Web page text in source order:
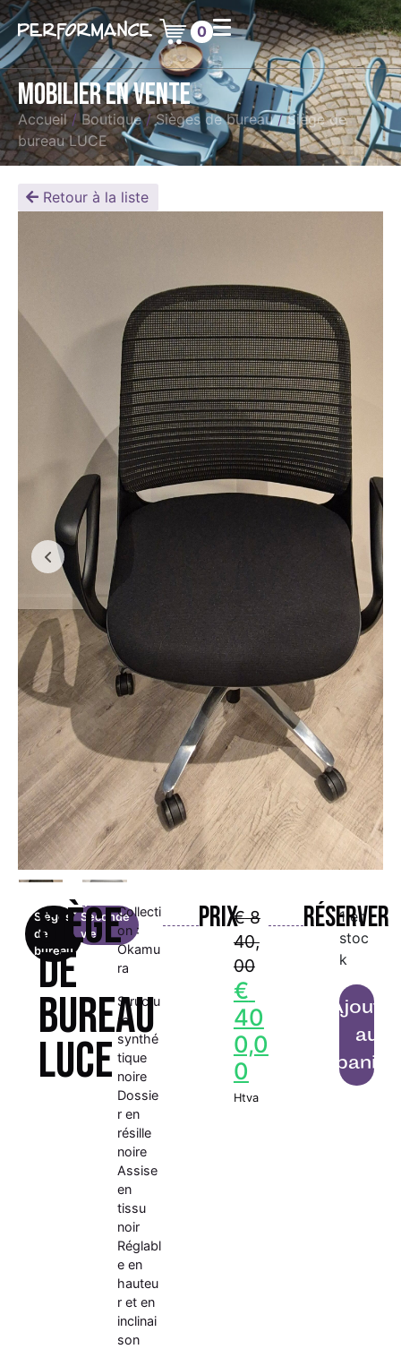
0
Mobilier en vente
Accueil / Boutique / Sièges de bureau / Siège de
bureau LUCE
Retour à la liste
Sièges
de
bureau
Siège
de
bureau
LUCE
Seconde
vie
Collecti
on :
Okamu
ra
Structu
re
synthé
tique
noire
Dossie
r en
résille
noire
Assise
en
tissu
noir
Réglabl
e en
hauteu
r et en
inclinai
son
Prix€8
40,
00
€
40
0,0
0
Htva
Réserver
1 en
stoc
k
au
panier